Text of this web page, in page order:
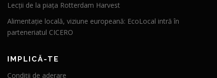
Lecții de la piața Rotterdam Harvest
Alimentație locală, viziune europeană: EcoLocal intră în
parteneriatul CICERO
IMPLICĂ-TE
Condiții de aderare